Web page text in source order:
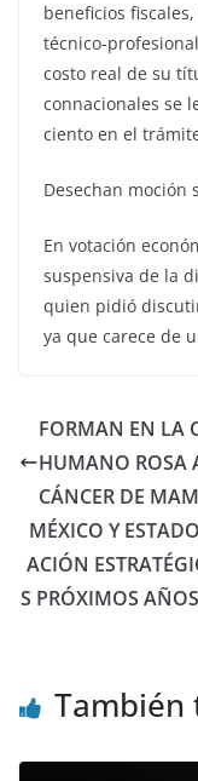
beneficios
técnico-
costo real de su
connacionales se
ciento en el
Desechan moción
En votación
suspensiva de la
quien pidió
ya que carece de
FORMAN EN LA
HUMANO ROSA
CÁNCER DE
MÉXICO Y
ACIÓN
S PRÓXIMOS
También